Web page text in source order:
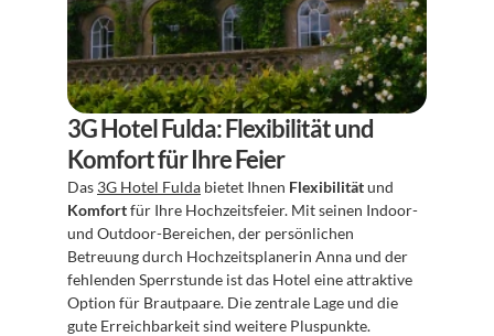
3G Hotel Fulda: Flexibilität und
Komfort für Ihre Feier
Das 3G Hotel Fulda bietet Ihnen Flexibilität
Komfort für Ihre Hochzeitsfeier. Mit seinen Indoor-
und Outdoor-Bereichen, der persönlichen
Betreuung durch Hochzeitsplanerin Anna und der
fehlenden Sperrstunde ist das Hotel eine attraktive
Option für Brautpaare. Die zentrale Lage und die
gute Erreichbarkeit sind weitere Pluspunkte.